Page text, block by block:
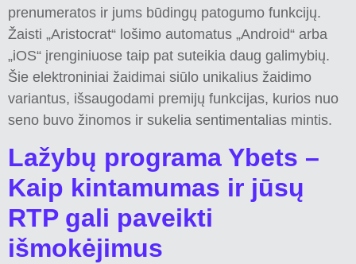
prenumeratos ir jums būdingų patogumo funkcijų.
Žaisti „Aristocrat“ lošimo automatus „Android“ arba
„iOS“ įrenginiuose taip pat suteikia daug galimybių.
Šie elektroniniai žaidimai siūlo unikalius žaidimo
variantus, išsaugodami premijų funkcijas, kurios nuo
seno buvo žinomos ir sukelia sentimentalias mintis.
Lažybų programa Ybets –
Kaip kintamumas ir jūsų
RTP gali paveikti
išmokėjimus